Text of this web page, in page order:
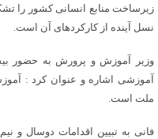
زیرساخت منابع انسانی کشور را
نسل آینده از کارکردهای آن است.
آموزشی اشاره و عنوان کرد :
ملت است.
فانی به تبیین اقدامات دوسال و